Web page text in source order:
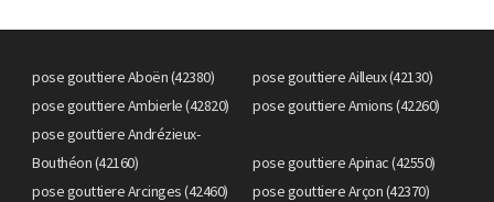
pose gouttiere Aboën (42380)
pose gouttiere Ailleux (42130)
pose gouttiere Ambierle (42820)
pose gouttiere Amions (42260)
pose gouttiere Andrézieux-
Bouthéon (42160)
pose gouttiere Apinac (42550)
pose gouttiere Arcinges (42460)
pose gouttiere Arçon (42370)